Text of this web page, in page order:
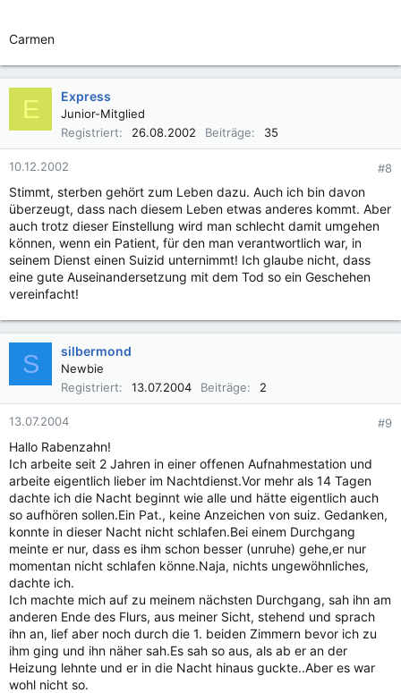
Carmen
E Express
Junior-Mitglied
Registriert
26.08.2002 Beiträge 35
10.12.2002 #8
Stimmt, sterben gehört zum Leben dazu. Auch ich bin davon
überzeugt, dass nach diesem Leben etwas anderes kommt. Aber
auch trotz dieser Einstellung wird man schlecht damit umgehen
können, wenn ein Patient, für den man verantwortlich war, in
seinem Dienst einen Suizid unternimmt! Ich glaube nicht, dass
eine gute Auseinandersetzung mit dem Tod so ein Geschehen
vereinfacht!
S silbermond
Newbie
Registriert
13.07.2004 Beiträge 2
13.07.2004 #9
Hallo Rabenzahn!
Ich arbeite seit 2 Jahren in einer offenen Aufnahmestation und
arbeite eigentlich lieber im Nachtdienst.Vor mehr als 14 Tagen
dachte ich die Nacht beginnt wie alle und hätte eigentlich auch
so aufhören sollen.Ein Pat., keine Anzeichen von suiz. Gedanken,
konnte in dieser Nacht nicht schlafen.Bei einem Durchgang
meinte er nur, dass es ihm schon besser (unruhe) gehe,er nur
momentan nicht schlafen könne.Naja, nichts ungewöhnliches,
dachte ich.
Ich machte mich auf zu meinem nächsten Durchgang, sah ihn am
anderen Ende des Flurs, aus meiner Sicht, stehend und sprach
ihn an, lief aber noch durch die 1. beiden Zimmern bevor ich zu
ihm ging und ihn näher sah.Es sah so aus, als ab er an der
Heizung lehnte und er in die Nacht hinaus guckte..Aber es war
wohl nicht so.